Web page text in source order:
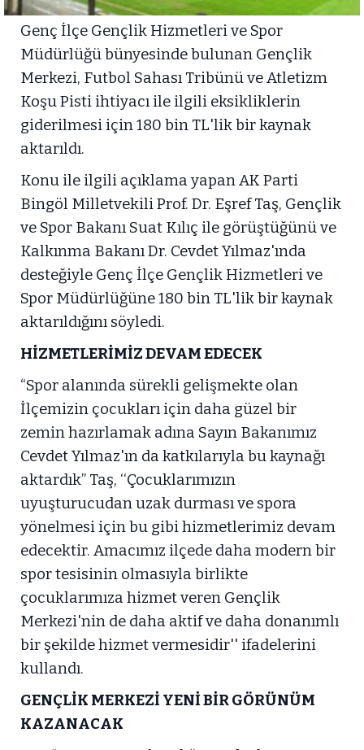
Genç İlçe Gençlik Hizmetleri ve Spor
Müdürlüğü bünyesinde bulunan Gençlik
Merkezi, Futbol Sahası Tribünü ve Atletizm
Koşu Pisti ihtiyacı ile ilgili eksikliklerin
giderilmesi için 180 bin TL'lik bir kaynak
aktarıldı.
Konu ile ilgili açıklama yapan AK Parti
Bingöl Milletvekili Prof. Dr. Eşref Taş, Gençlik
ve Spor Bakanı Suat Kılıç ile görüştüğünü ve
Kalkınma Bakanı Dr. Cevdet Yılmaz'ında
desteğiyle Genç İlçe Gençlik Hizmetleri ve
Spor Müdürlüğüne 180 bin TL'lik bir kaynak
aktarıldığını söyledi.
HİZMETLERİMİZ DEVAM EDECEK
“Spor alanında sürekli gelişmekte olan
İlçemizin çocukları için daha güzel bir
zemin hazırlamak adına Sayın Bakanımız
Cevdet Yılmaz'ın da katkılarıyla bu kaynağı
aktardık” Taş, ‘‘Çocuklarımızın
uyuşturucudan uzak durması ve spora
yönelmesi için bu gibi hizmetlerimiz devam
edecektir. Amacımız ilçede daha modern bir
spor tesisinin olmasıyla birlikte
çocuklarımıza hizmet veren Gençlik
Merkezi'nin de daha aktif ve daha donanımlı
bir şekilde hizmet vermesidir'' ifadelerini
kullandı.
GENÇLİK MERKEZİ YENİ BİR GÖRÜNÜM
KAZANACAK